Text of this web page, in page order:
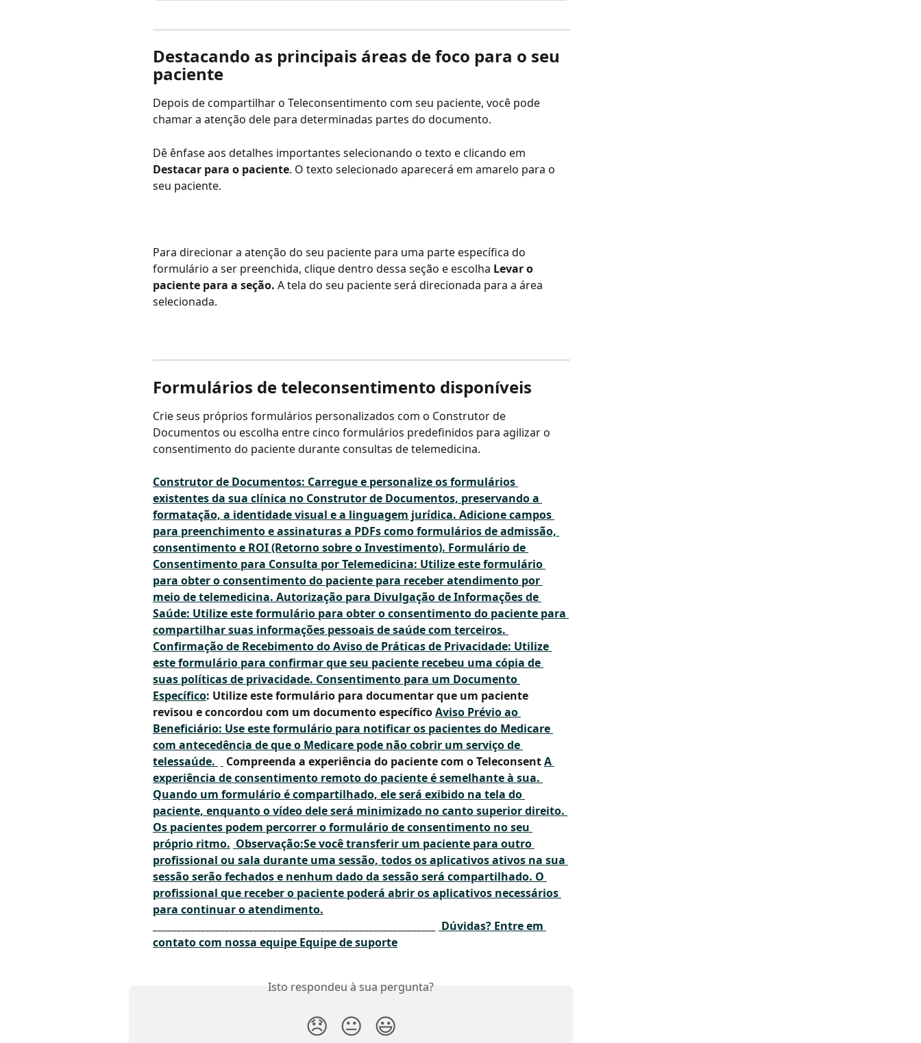
Destacando as principais áreas de foco para o seu
paciente
Depois de compartilhar o Teleconsentimento com seu paciente, você pode
chamar a atenção dele para determinadas partes do documento.
Dê ênfase aos detalhes importantes selecionando o texto e clicando em
Destacar para o paciente. O texto selecionado aparecerá em amarelo para o
seu paciente.
Para direcionar a atenção do seu paciente para uma parte específica do
formulário a ser preenchida, clique dentro dessa seção e escolha Levar o
paciente para a seção. A tela do seu paciente será direcionada para a área
selecionada.
Formulários de teleconsentimento disponíveis
Crie seus próprios formulários personalizados com o Construtor de
Documentos ou escolha entre cinco formulários predefinidos para agilizar o
consentimento do paciente durante consultas de telemedicina.
Construtor de Documentos: Carregue e personalize os formulários
existentes da sua clínica no Construtor de Documentos, preservando a
formatação, a identidade visual e a linguagem jurídica. Adicione campos
para preenchimento e assinaturas a PDFs como formulários de admissão,
consentimento e ROI (Retorno sobre o Investimento). Formulário de
Consentimento para Consulta por Telemedicina: Utilize este formulário
para obter o consentimento do paciente para receber atendimento por
meio de telemedicina. Autorização para Divulgação de Informações de
Saúde: Utilize este formulário para obter o consentimento do paciente para
compartilhar suas informações pessoais de saúde com terceiros.
Confirmação de Recebimento do Aviso de Práticas de Privacidade: Utilize
este formulário para confirmar que seu paciente recebeu uma cópia de
suas políticas de privacidade. Consentimento para um Documento
Específico: Utilize este formulário para documentar que um paciente
revisou e concordou com um documento específico Aviso Prévio ao
Beneficiário: Use este formulário para notificar os pacientes do Medicare
com antecedência de que o Medicare pode não cobrir um serviço de
telessaúde.
Compreenda a experiência do paciente com o Teleconsent A
experiência de consentimento remoto do paciente é semelhante à sua.
Quando um formulário é compartilhado, ele será exibido na tela do
paciente, enquanto o vídeo dele será minimizado no canto superior direito.
Os pacientes podem percorrer o formulário de consentimento no seu
próprio ritmo. Observação:Se você transferir um paciente para outro
profissional ou sala durante uma sessão, todos os aplicativos ativos na sua
sessão serão fechados e nenhum dado da sessão será compartilhado. O
profissional que receber o paciente poderá abrir os aplicativos necessários
para continuar o atendimento.
Dúvidas? Entre em
contato com nossa equipe Equipe de suporte
Isto respondeu à sua pergunta?
😞 😐 😃